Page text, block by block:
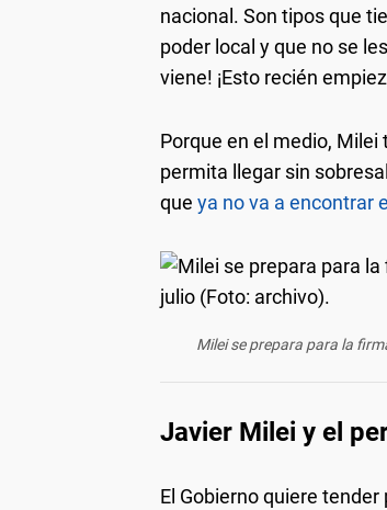
nacional. Son tipos que
poder local y que no se
viene! ¡Esto recién
Porque en el medio,
permita llegar sin
que ya no va a encontrar
Milei se prepara para la
Javier Milei y el
El Gobierno quiere